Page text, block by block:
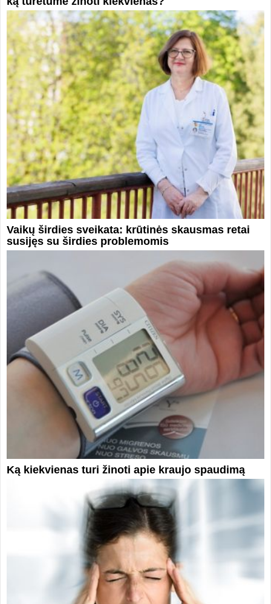
Vaikų širdies sveikata: krūtinės skausmas retai
susijęs su širdies problemomis
Ką kiekvienas turi žinoti apie kraujo spaudimą